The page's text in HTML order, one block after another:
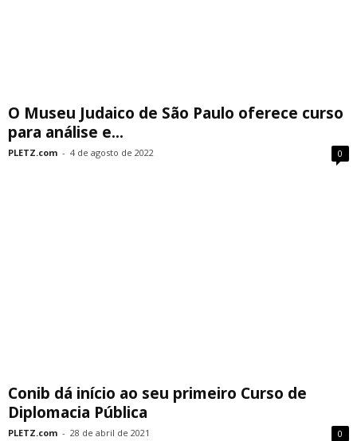
O Museu Judaico de São Paulo oferece curso
para análise e...
PLETZ.com - 4 de agosto de 2022 0
Conib dá início ao seu primeiro Curso de
Diplomacia Pública
PLETZ.com - 28 de abril de 2021 0